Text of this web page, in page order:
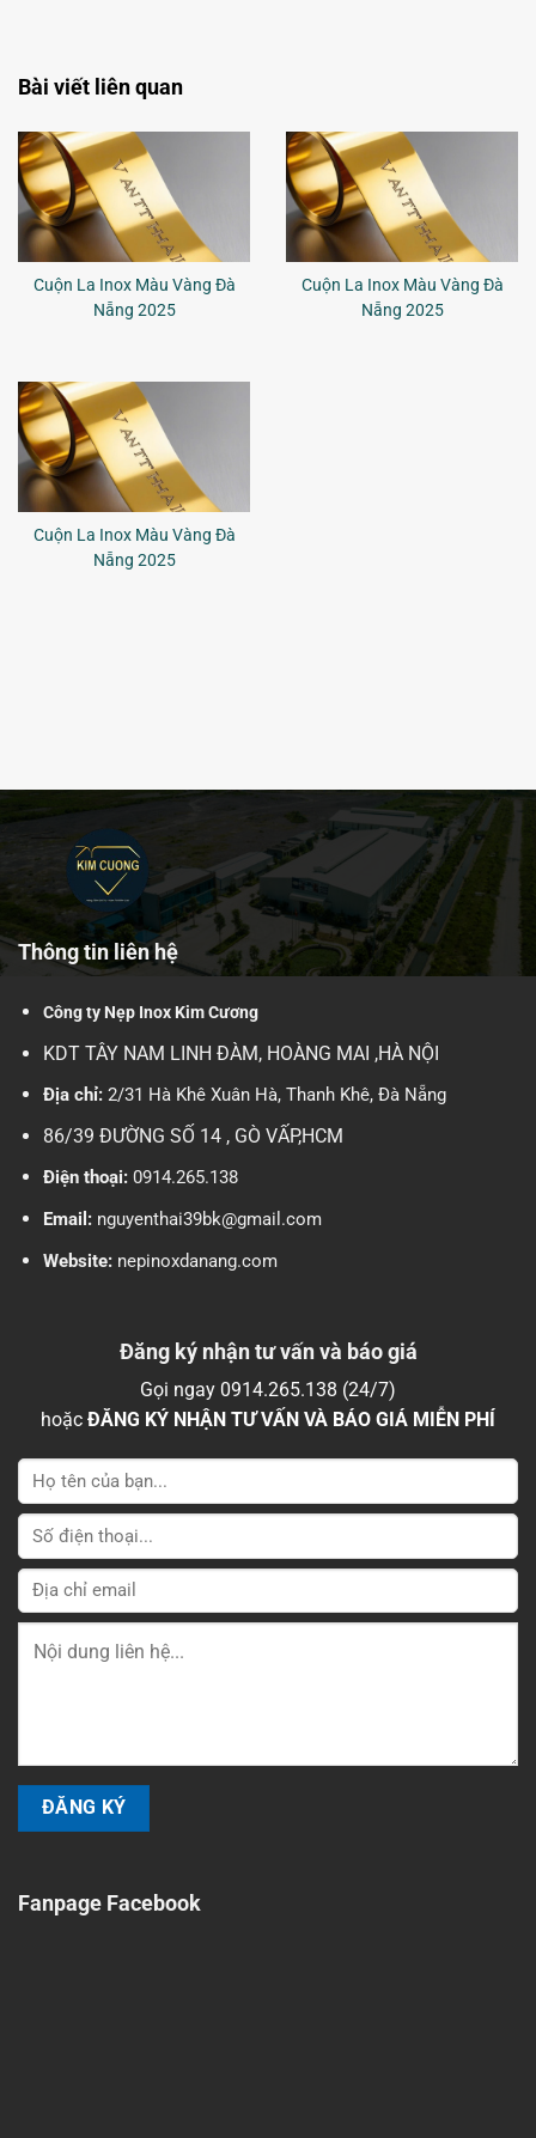
Cuộn La Inox Màu Vàng Đà
Nẵng 2025
Cuộn La Inox Màu Vàng Đà
Nẵng 2025
Cuộn La Inox Màu Vàng Đà
Nẵng 2025
Nẹp Inox U10 Vàng Xước – Phụ Kiện Trang Trí Nội Thất Cao Cấp, Sang
Thông tin liên hệ
Công ty Nẹp Inox Kim Cương
KDT TÂY NAM LINH ĐÀM, HOÀNG MAI ,HÀ NỘI
86/39 ĐƯỜNG SỐ 14 , GÒ VẤP,HCM
Điện thoại: 0914.265.138
Email:nguyenthai39bk@gmail.com
Website: nepinoxdanang.com
Fanpage Facebook